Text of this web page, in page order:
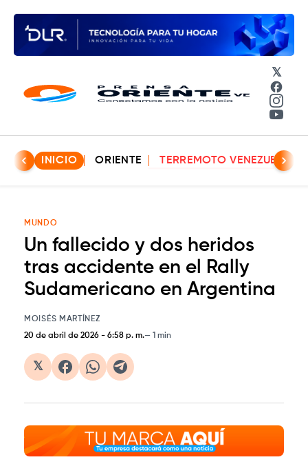
𝕏
INICIO ORIENTE TERREMOTO VENEZUELA
MUNDO
Un fallecido y dos heridos
tras accidente en el Rally
Sudamericano en Argentina
MOISÉS MARTÍNEZ
20 de abril de 2026 - 6:58 p. m. 1 min
𝕏